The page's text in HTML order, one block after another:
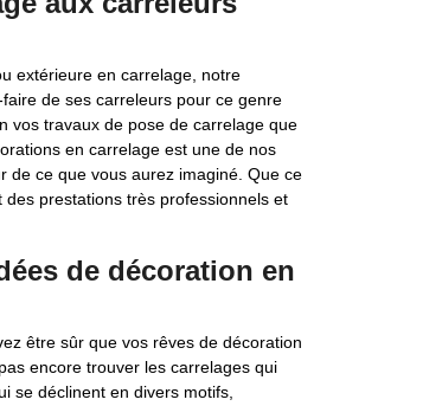
extérieure en carrelage, notre
de ses carreleurs pour ce genre
vos travaux de pose de carrelage que
en carrelage est une de nos
de ce que vous aurez imaginé. Que ce
prestations très professionnels et
de décoration en
être sûr que vos rêves de décoration
encore trouver les carrelages qui
se déclinent en divers motifs,